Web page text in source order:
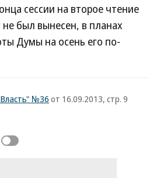
сессии на второе чтение
не был вынесен, в планах
Думы на осень его по-
№36 от 16.09.2013, стр. 9